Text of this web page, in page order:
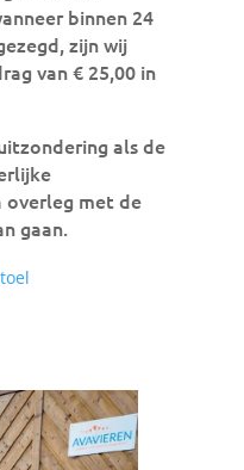
binnen 24
zijn wij
van € 25,00 in
als de
overleg met de
gaan.